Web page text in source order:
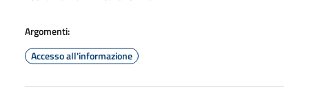
Argomenti:
Accesso all'informazione